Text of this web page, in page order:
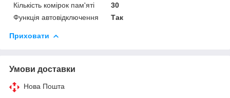
Кількість комірок пам'яті
30
Функція автовідключення
Так
Приховати
Умови доставки
Нова Пошта